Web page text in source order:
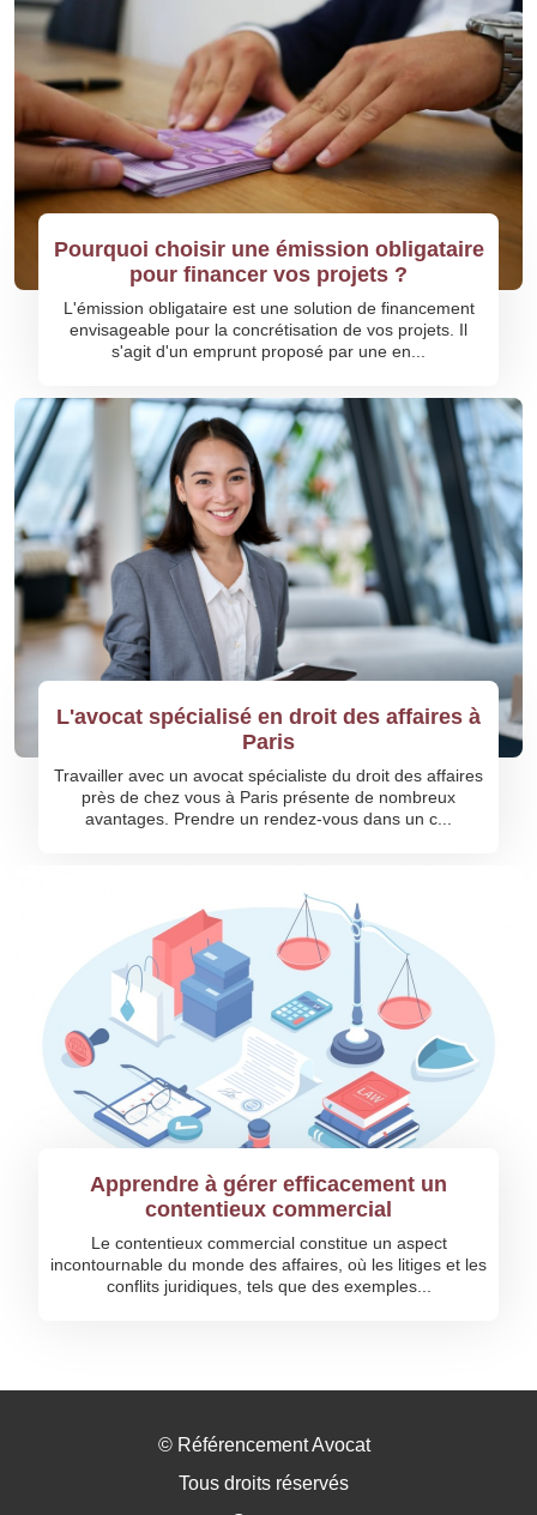
Pourquoi choisir une émission obligataire
pour financer vos projets ?
L'émission obligataire est une solution de financement
envisageable pour la concrétisation de vos projets. Il
s'agit d'un emprunt proposé par une en...
L'avocat spécialisé en droit des affaires à
Paris
Travailler avec un avocat spécialiste du droit des affaires
près de chez vous à Paris présente de nombreux
avantages. Prendre un rendez-vous dans un c...
Apprendre à gérer efficacement un
contentieux commercial
Le contentieux commercial constitue un aspect
incontournable du monde des affaires, où les litiges et les
conflits juridiques, tels que des exemples...
© Référencement Avocat
Tous droits réservés